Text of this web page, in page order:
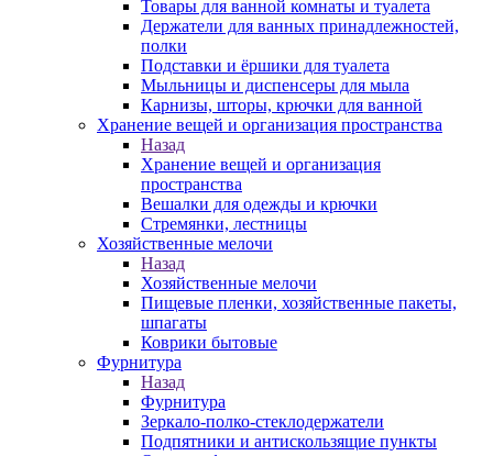
Товары для ванной комнаты и туалета
Держатели для ванных принадлежностей,
полки
Подставки и ёршики для туалета
Мыльницы и диспенсеры для мыла
Карнизы, шторы, крючки для ванной
Хранение вещей и организация пространства
Назад
Хранение вещей и организация
пространства
Вешалки для одежды и крючки
Стремянки, лестницы
Хозяйственные мелочи
Назад
Хозяйственные мелочи
Пищевые пленки, хозяйственные пакеты,
шпагаты
Коврики бытовые
Фурнитура
Назад
Фурнитура
Зеркало-полко-стеклодержатели
Подпятники и антискользящие пункты